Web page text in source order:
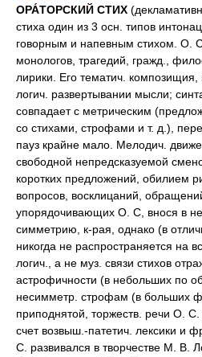
ОРА́ТОРСКИЙ СТИХ
стиха один из 3 осн. типов
говорным и напевным стихом. О.
монологов, трагедий, гражд.,
лирики. Его тематич. композищия,
логич. развертывании мысли;
совпадает с метрическим
со стихами, строфами и т. д.),
пауз крайне мало. Мелодич.
свободной непредсказуемой
коротких предложений, обилием
вопросов, восклицаний,
упорядочивающих О. С, внося в
симметрию, к-рая, однако (в
никогда не распространяется на
логич., а не муз. связи стихов
астрофичности (в небольших по
несимметр. строфам (в больших
приподнятой, торжеств. речи О. С.
счет возвыш.-патетич. лексики и
С. развивался в творчестве М. В.